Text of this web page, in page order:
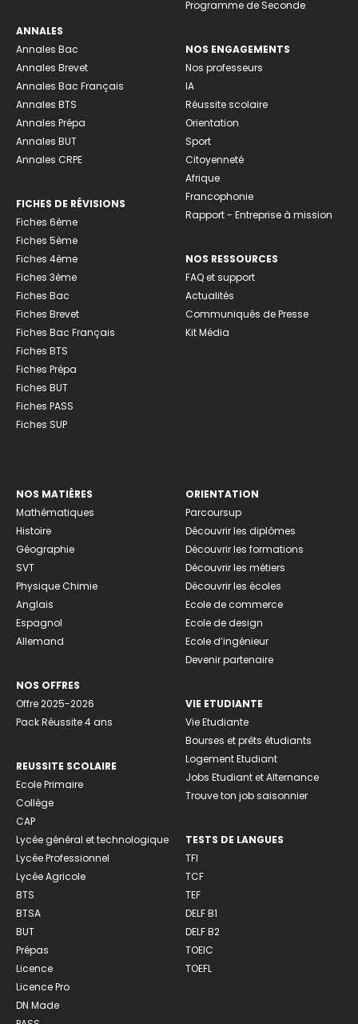
ANNALES
Annales Bac
Annales Brevet
Annales Bac Français
Annales BTS
Annales Prépa
Annales BUT
Annales CRPE
FICHES DE RÉVISIONS
Fiches 6ème
Fiches 5ème
Fiches 4ème
Fiches 3ème
Fiches Bac
Fiches Brevet
Fiches Bac Français
Fiches BTS
Fiches Prépa
Fiches BUT
Fiches PASS
Fiches SUP
Programme de Seconde
NOS ENGAGEMENTS
Nos professeurs
IA
Réussite scolaire
Orientation
Sport
Citoyenneté
Afrique
Francophonie
Rapport - Entreprise à mission
NOS RESSOURCES
FAQ et support
Actualités
Communiqués de Presse
Kit Média
NOS MATIÈRES
Mathématiques
Histoire
Géographie
SVT
Physique Chimie
Anglais
Espagnol
Allemand
NOS OFFRES
Offre 2025-2026
Pack Réussite 4 ans
REUSSITE SCOLAIRE
Ecole Primaire
Collège
CAP
Lycée général et technologique
Lycée Professionnel
Lycée Agricole
BTS
BTSA
BUT
Prépas
Licence
Licence Pro
DN Made
ORIENTATION
Parcoursup
Découvrir les diplômes
Découvrir les formations
Découvrir les métiers
Découvrir les écoles
Ecole de commerce
Ecole de design
Ecole d’ingénieur
Devenir partenaire
VIE ETUDIANTE
Vie Etudiante
Bourses et prêts étudiants
Logement Etudiant
Jobs Etudiant et Alternance
Trouve ton job saisonnier
TESTS DE LANGUES
TFI
TCF
TEF
DELF B1
DELF B2
TOEIC
TOEFL